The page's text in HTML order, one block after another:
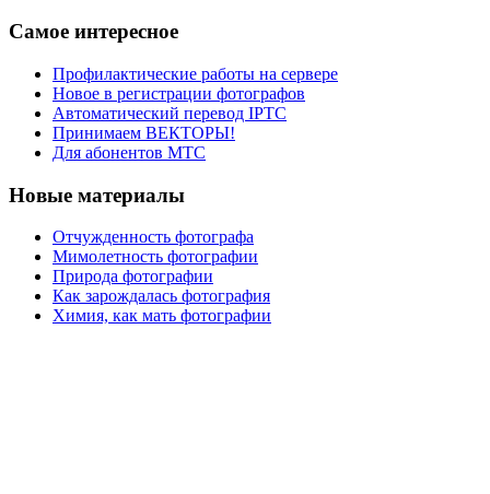
Самое интересное
Профилактические работы на сервере
Новое в регистрации фотографов
Автоматический перевод IPTC
Принимаем ВЕКТОРЫ!
Для абонентов МТС
Новые материалы
Отчужденность фотографа
Мимолетность фотографии
Природа фотографии
Как зарождалась фотография
Химия, как мать фотографии